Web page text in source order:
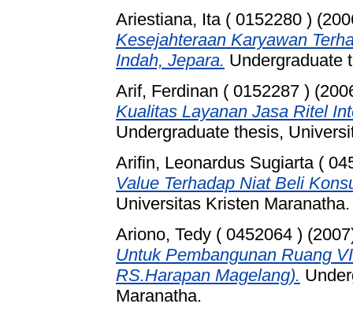
Ariestiana, Ita ( 0152280 )
Kesejahteraan Karyawan
Indah, Jepara. Undergraduate
Arif, Ferdinan ( 0152287 )
Kualitas Layanan Jasa Ritel
Undergraduate thesis,
Arifin, Leonardus Sugiarta (
Value Terhadap Niat Beli
Universitas Kristen Maranatha.
Ariono, Tedy ( 0452064 )
Untuk Pembangunan Ruang
RS.Harapan Magelang).
Maranatha.